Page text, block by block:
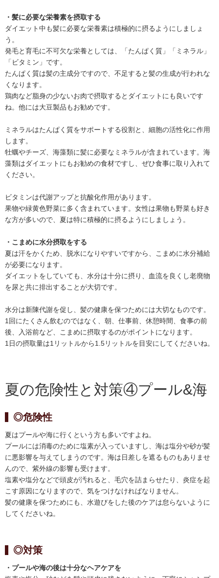
・髪に必要な栄養素を摂取する
ダイエット中も髪に必要な栄養素は積極的に摂るようにしましょ
う。
発毛と育毛に不可欠な栄養としては、「たんぱく質」「ミネラル」
「ビタミン」です。
たんぱく質は髪の主成分ですので、不足すると髪の生成が行われな
くなります。
鶏肉など脂身の少ないお肉で摂取するとダイエットにも良いです
ね。他には大豆製品もお勧めです。
ミネラルはたんぱく質をサポートする役割と、細胞の活性化に作用
します。
牡蠣やチーズ、海藻類に髪に必要なミネラルが含まれています。海
藻類はダイエットにもお勧めの食材ですし、ぜひ食事に取り入れて
ください。
ビタミンは代謝アップと抗酸化作用があります。
果物や緑黄色野菜に多く含まれています。女性は果物も野菜も好き
な方が多いので、夏は特に積極的に摂るようにしましょう。
・こまめに水分摂取をする
夏は汗をかくため、脱水になりやすいですから、こまめに水分補給
が必要になります。
ダイエットをしていても、水分は十分に摂り、血流を良くし老廃物
を尿と共に排出することが大切です。
水分は新陳代謝を促し、髪の健康を保つためには大切なものです。
1回にたくさん飲むのではなく、朝、仕事前、休憩時間、食事の前
後、入浴前など、こまめに摂取するのがポイントになります。
1日の摂取量は1リットルから1.5リットルを目安にしてくださいね。
夏の危険性と対策④プール&海
◎危険性
夏はプールや海に行くという方も多いですよね。
プールには消毒のために塩素が入っていますし、海は塩分や砂が髪
に悪影響を与えてしまうのです。海は日差しを遮るものもありませ
んので、紫外線の影響も受けます。
塩素や塩分などで頭皮が汚れると、毛穴を詰まらせたり、炎症を起
こす原因になりますので、気をつけなければなりません。
髪の健康を保つためにも、水遊びをした後のケアは怠らないように
してくださいね。
◎対策
・プールや海の後は十分なヘアケアを